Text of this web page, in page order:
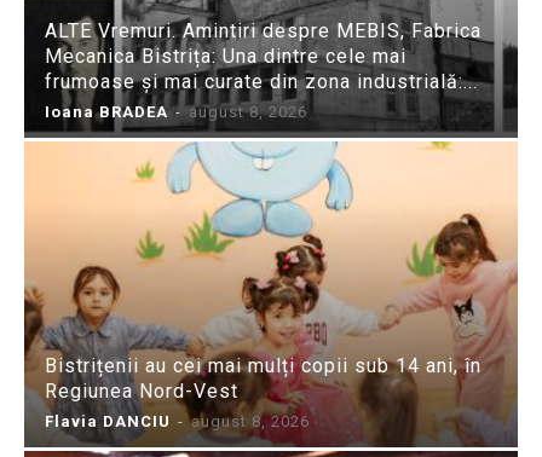
ALTE Vremuri. Amintiri despre MEBIS, Fabrica
Mecanica Bistrița: Una dintre cele mai
frumoase și mai curate din zona industrială:...
Ioana BRADEA - august 8, 2026
Bistrițenii au cei mai mulți copii sub 14 ani, în
Regiunea Nord-Vest
Flavia DANCIU - august 8, 2026